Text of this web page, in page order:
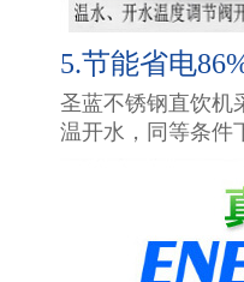
5.节能省电
圣蓝不锈钢直饮机
温开水，同等条件